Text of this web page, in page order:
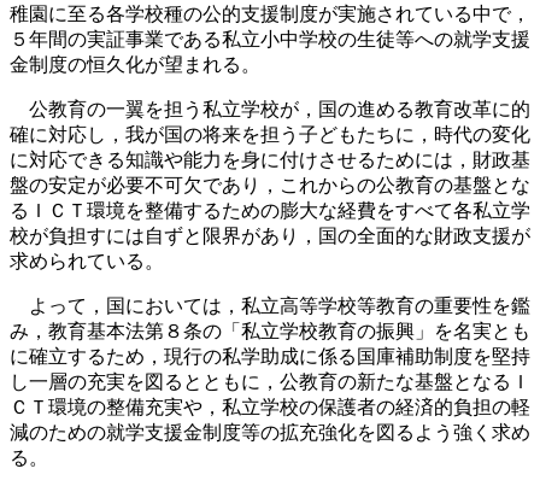
稚園に至る各学校種の公的支援制度が実施されている中で，
５年間の実証事業である私立小中学校の生徒等への就学支援
金制度の恒久化が望まれる。
公教育の一翼を担う私立学校が，国の進める教育改革に的
確に対応し，我が国の将来を担う子どもたちに，時代の変化
に対応できる知識や能力を身に付けさせるためには，財政基
盤の安定が必要不可欠であり，これからの公教育の基盤とな
るＩＣＴ環境を整備するための膨大な経費をすべて各私立学
校が負担すには自ずと限界があり，国の全面的な財政支援が
求められている。
よって，国においては，私立高等学校等教育の重要性を鑑
み，教育基本法第８条の「私立学校教育の振興」を名実とも
に確立するため，現行の私学助成に係る国庫補助制度を堅持
し一層の充実を図るとともに，公教育の新たな基盤となるＩ
ＣＴ環境の整備充実や，私立学校の保護者の経済的負担の軽
減のための就学支援金制度等の拡充強化を図るよう強く求め
る。